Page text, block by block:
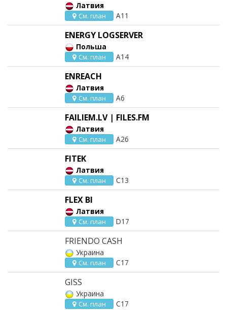
Латвия
См. план A11
ENERGY LOGSERVER
Польша
См. план A14
ENREACH
Латвия
См. план A6
FAILIEM.LV | FILES.FM
Латвия
См. план A26
FITEK
Латвия
См. план C13
FLEX BI
Латвия
См. план D17
FRIENDO CASH
Украина
См. план C17
GISS
Украина
См. план C17